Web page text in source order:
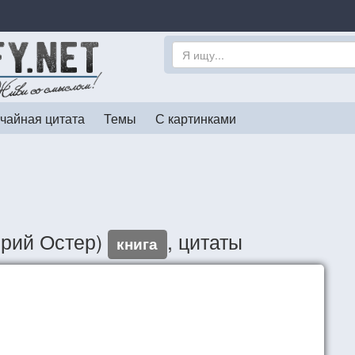
цитата Темы С картинками
Остер) книга , цитаты